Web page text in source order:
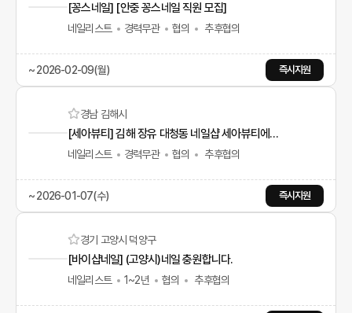
[꽁스네일] [안중 꽁스네일 직원 모집]
네일리스트 경력무관 협의 추후협의
즉시지원
~ 2026-02-09(월)
경남 김해시
[세아뷰티] 김해 장유 대청동 네일샵 세아뷰티에서 경력자 실장급 선생님과 파트타임 선생님 모집합니다.
네일리스트 경력무관 협의 추후협의
즉시지원
~ 2026-01-07(수)
경기 고양시 덕양구
[바이샵네일] (고양시)네일 충원합니다.
네일리스트 1~2년 협의 추후협의